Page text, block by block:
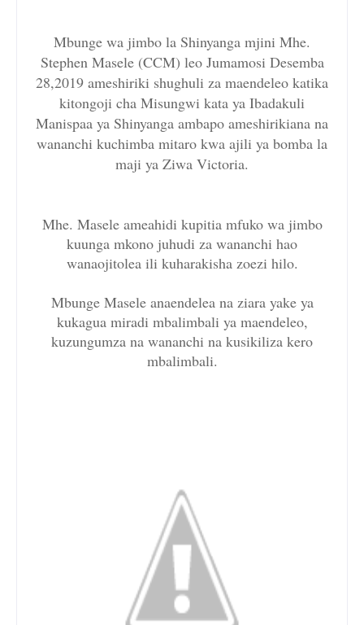
Mbunge wa jimbo la Shinyanga mjini Mhe.
Stephen Masele (CCM) leo Jumamosi Desemba
28,2019 ameshiriki shughuli za maendeleo katika
kitongoji cha Misungwi kata ya Ibadakuli
Manispaa ya Shinyanga ambapo ameshirikiana na
wananchi kuchimba mitaro kwa ajili ya bomba la
maji ya Ziwa Victoria.
Mhe. Masele ameahidi kupitia mfuko wa jimbo
kuunga mkono juhudi za wananchi hao
wanaojitolea ili kuharakisha zoezi hilo.
Mbunge Masele anaendelea na ziara yake ya
kukagua miradi mbalimbali ya maendeleo,
kuzungumza na wananchi na kusikiliza kero
mbalimbali.